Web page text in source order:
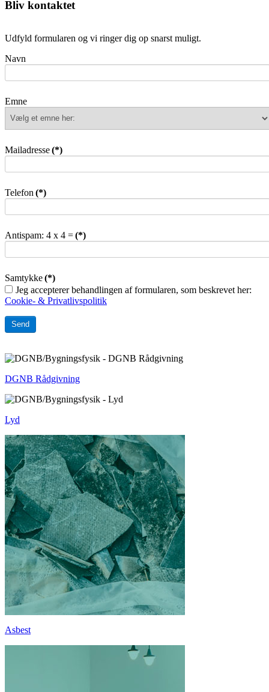
Bliv kontaktet
Udfyld formularen og vi ringer dig op snarst muligt.
Navn
Emne
Mailadresse(*)
Telefon (*)
Antispam: 4 x 4 =(*)
Samtykke(*)
Jeg accepterer behandlingen af formularen, som beskrevet her:
Cookie- & Privatlivspolitik
Send
DGNB Rådgivning
Lyd
Asbest